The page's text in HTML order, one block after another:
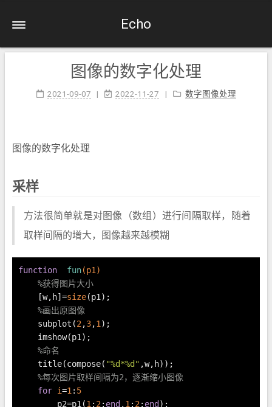
Echo
图像的数字化处理
2021-09-07 2022-11-27 数字图像处理
图像的数字化处理
采样
方法很简单就是对图像（数组）进行间隔取样，随着
取样间隔的增大，图像越来越模糊
function fun(p1)
%获得图片大小
    [w,h]=
size(p1);
%画出原图像
    subplot(
2 ,3,1 );
    imshow(p1);
%命名
    title(compose(
"%d*%d" ,w,h));
%每次图片取样间隔为2，逐渐缩小图像
for i=1 : 5
        p2=p1(
1 : 2 : end ,1 : 2 : end );